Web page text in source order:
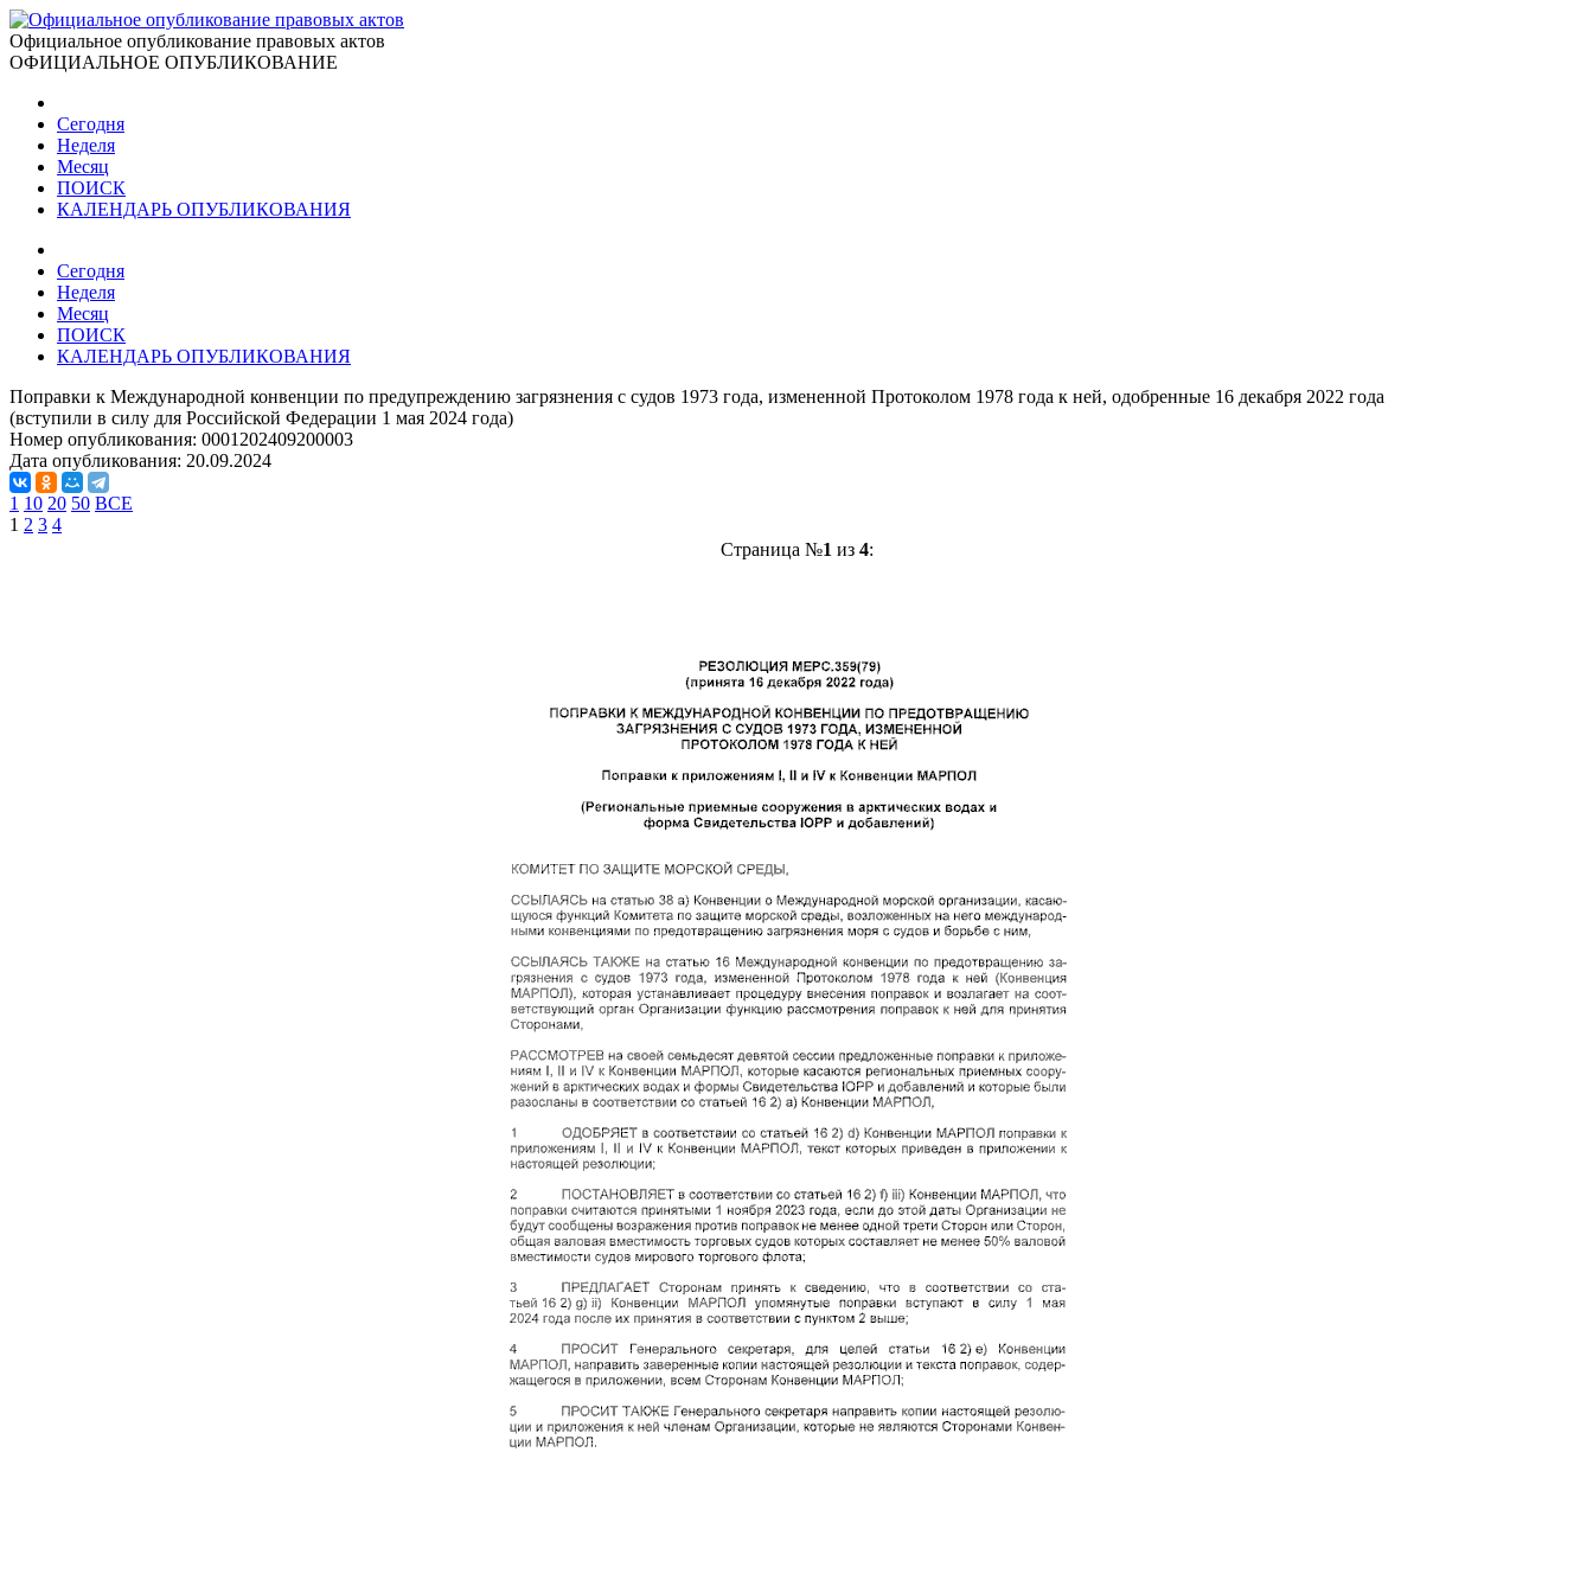
Официальное опубликование правовых актов
ОФИЦИАЛЬНОЕ ОПУБЛИКОВАНИЕ
Сегодня
Неделя
Месяц
ПОИСК
КАЛЕНДАРЬ ОПУБЛИКОВАНИЯ
Сегодня
Неделя
Месяц
ПОИСК
КАЛЕНДАРЬ ОПУБЛИКОВАНИЯ
Поправки к Международной конвенции по предупреждению загрязнения с судов 1973 года, измененной Протоколом 1978 года к ней, одобренные 16 декабря 2022 года
(вступили в силу для Российской Федерации 1 мая 2024 года)
Номер опубликования: 0001202409200003
Дата опубликования: 20.09.2024
1 10 20 50 ВСЕ
1 2 3 4
Страница №1 из 4: